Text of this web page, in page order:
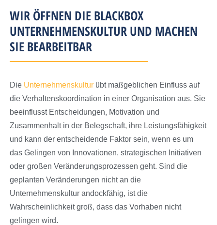
WIR ÖFFNEN DIE BLACKBOX
UNTERNEHMENSKULTUR UND MACHEN
SIE BEARBEITBAR
Die Unternehmenskultur übt maßgeblichen Einfluss auf
die Verhaltenskoordination in einer Organisation aus. Sie
beeinflusst Entscheidungen, Motivation und
Zusammenhalt in der Belegschaft, ihre Leistungsfähigkeit
und kann der entscheidende Faktor sein, wenn es um
das Gelingen von Innovationen, strategischen Initiativen
oder großen Veränderungsprozessen geht. Sind die
geplanten Veränderungen nicht an die
Unternehmenskultur andockfähig, ist die
Wahrscheinlichkeit groß, dass das Vorhaben nicht
gelingen wird.